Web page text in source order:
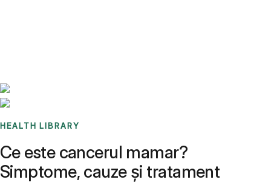
HEALTH LIBRARY
Ce este cancerul mamar?
Simptome, cauze și tratament